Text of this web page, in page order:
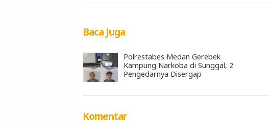
Baca Juga
Polrestabes Medan Gerebek
Kampung Narkoba di Sunggal, 2
Pengedarnya Disergap
Komentar